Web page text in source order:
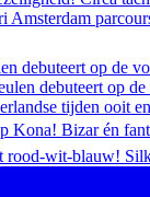
debuteert op de
rood-wit-blauw!